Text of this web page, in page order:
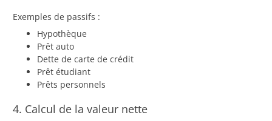
Exemples de passifs :
Hypothèque
Prêt auto
Dette de carte de crédit
Prêt étudiant
Prêts personnels
4. Calcul de la valeur nette